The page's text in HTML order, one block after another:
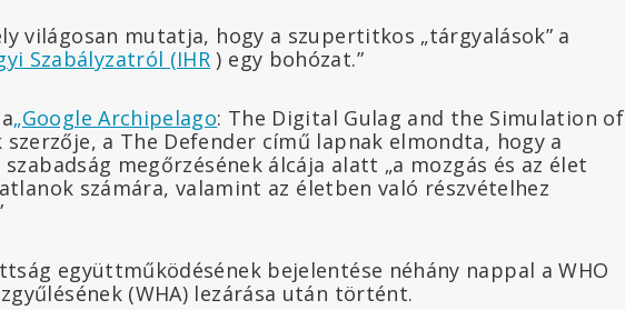
világosan mutatja, hogy a szupertitkos „tárgyalások” a
Szabályzatról (IHR ) egy bohózat.”
„Google Archipelago: The Digital Gulag and the Simulation of
szerzője, a The Defender című lapnak elmondta, hogy a
megőrzésének álcája alatt „a mozgás és az élet
számára, valamint az életben való részvételhez
együttműködésének bejelentése néhány nappal a WHO
(WHA) lezárása után történt.